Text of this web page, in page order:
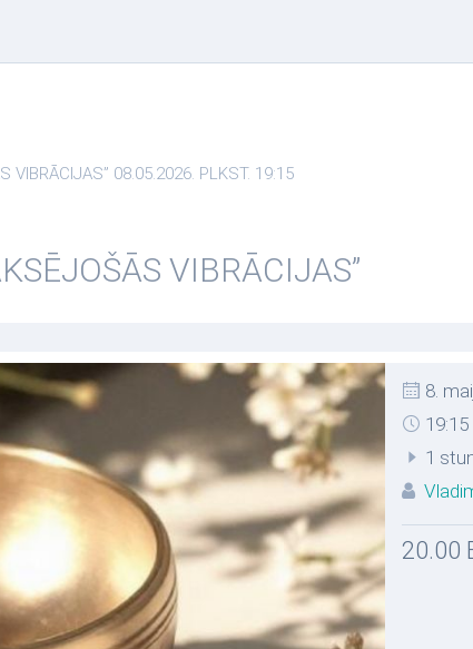
VIBRĀCIJAS” 08.05.2026. PLKST. 19:15
VIBRĀCIJAS”
8.
19:15
1
20.00